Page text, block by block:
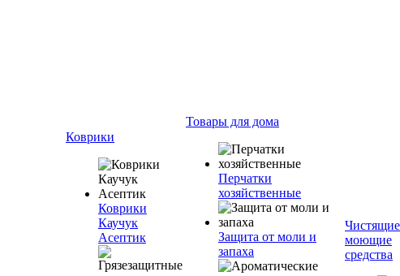
Коврики
Коврики
Каучук
Асептик
Товары для дома
Перчатки
хозяйственные
Защита от моли и
запаха
моющие
средства